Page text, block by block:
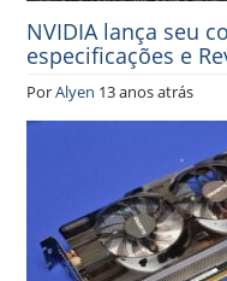
NVIDIA lança seu
especificações e
PorAlyen 13 anos atrás